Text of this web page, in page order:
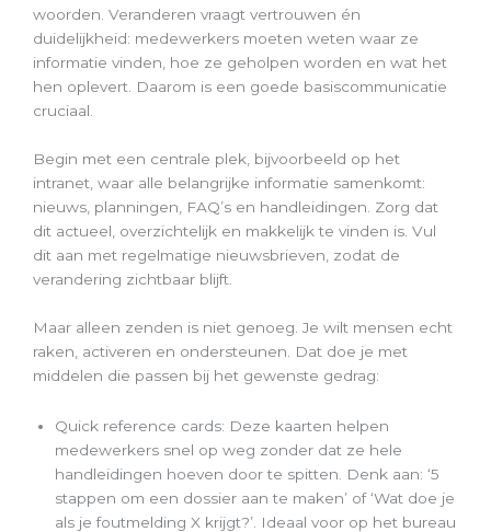
woorden. Veranderen vraagt vertrouwen én
duidelijkheid: medewerkers moeten weten waar ze
informatie vinden, hoe ze geholpen worden en wat het
hen oplevert. Daarom is een goede basiscommunicatie
cruciaal.
Begin met een centrale plek, bijvoorbeeld op het
intranet, waar alle belangrijke informatie samenkomt:
nieuws, planningen, FAQ’s en handleidingen. Zorg dat
dit actueel, overzichtelijk en makkelijk te vinden is. Vul
dit aan met regelmatige nieuwsbrieven, zodat de
verandering zichtbaar blijft.
Maar alleen zenden is niet genoeg. Je wilt mensen echt
raken, activeren en ondersteunen. Dat doe je met
middelen die passen bij het gewenste gedrag:
Quick reference cards: Deze kaarten helpen
medewerkers snel op weg zonder dat ze hele
handleidingen hoeven door te spitten. Denk aan: ‘5
stappen om een dossier aan te maken’ of ‘Wat doe je
als je foutmelding X krijgt?’. Ideaal voor op het bureau